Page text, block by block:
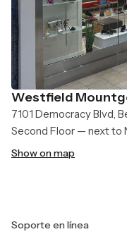
Westfield
7101 Democracy Blvd,
Second Floor — next to
Show on map
Soporte en línea